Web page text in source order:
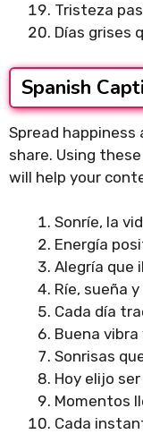
Tristeza
Días grises
Spanish
Spread
share. Using these
will help your
Sonríe, la
Energía
Alegría que
Ríe, sueña
Cada día
Buena
Sonrisas
Hoy elijo
Momentos
Cada